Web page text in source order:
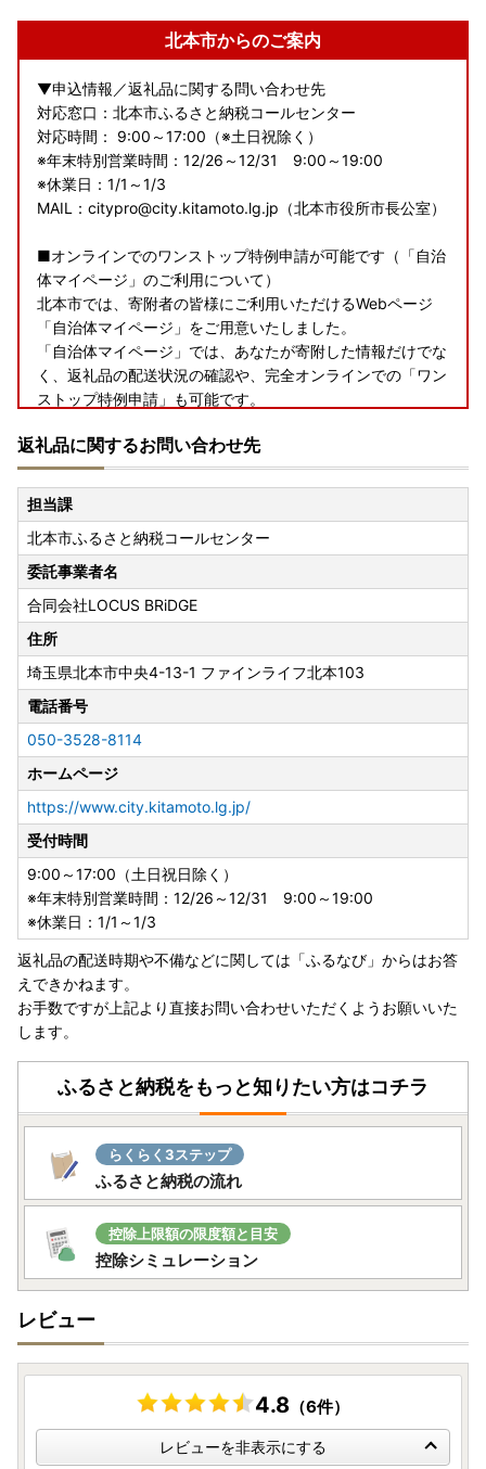
北本市からのご案内
▼申込情報／返礼品に関する問い合わせ先
対応窓口：北本市ふるさと納税コールセンター
対応時間： 9:00～17:00（※土日祝除く）
※年末特別営業時間：12/26～12/31 9:00～19:00
※休業日：1/1～1/3
MAIL：citypro@city.kitamoto.lg.jp（北本市役所市長公室）
■オンラインでのワンストップ特例申請が可能です（「自治
体マイページ」のご利用について）
北本市では、寄附者の皆様にご利用いただけるWebページ
「自治体マイページ」をご用意いたしました。
「自治体マイページ」では、あなたが寄附した情報だけでな
く、返礼品の配送状況の確認や、完全オンラインでの「ワン
ストップ特例申請」も可能です。
で利用できる”あなただけ”の専用ページです。
ぜひご利用ください。
https://mypg.jp/
▼ワンストップ特例申請に関する問い合わせ先／送付先
北本市 市長公室 シティプロモーション・広報担当
〒364-8633 埼玉県北本市本町1丁目111番地
048-511-9119
8:30～17：15（※土日祝除く）
MAIL：citypro@city.kitamoto.lg.jp（北本市役所市長公室）
返礼品に関するお問い合わせ先
担当課
北本市ふるさと納税コールセンター
委託事業者名
合同会社LOCUS BRiDGE
住所
埼玉県北本市中央4-13-1 ファインライフ北本103
電話番号
050-3528-8114
ホームページ
https://www.city.kitamoto.lg.jp/
受付時間
9:00～17:00（土日祝日除く）
※年末特別営業時間：12/26～12/31 9:00～19:00
※休業日：1/1～1/3
返礼品の配送時期や不備などに関しては「ふるなび」からはお答
えできかねます。
お手数ですが上記より直接お問い合わせいただくようお願いいた
します。
ふるさと納税をもっと知りたい方はコチラ
らくらく3ステップ
ふるさと納税の流れ
控除上限額の限度額と目安
控除シミュレーション
レビュー
4.8 （6件）
レビューを非表示にする